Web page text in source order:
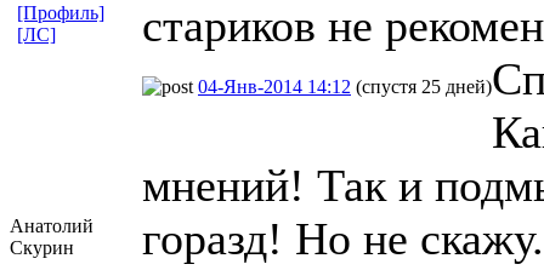
стариков не
[Профиль]
[ЛС]
Анатолий
Скурин
04-Янв-2014 14:12 (спустя 25 дней)
мнений! Так и
горазд! Но не